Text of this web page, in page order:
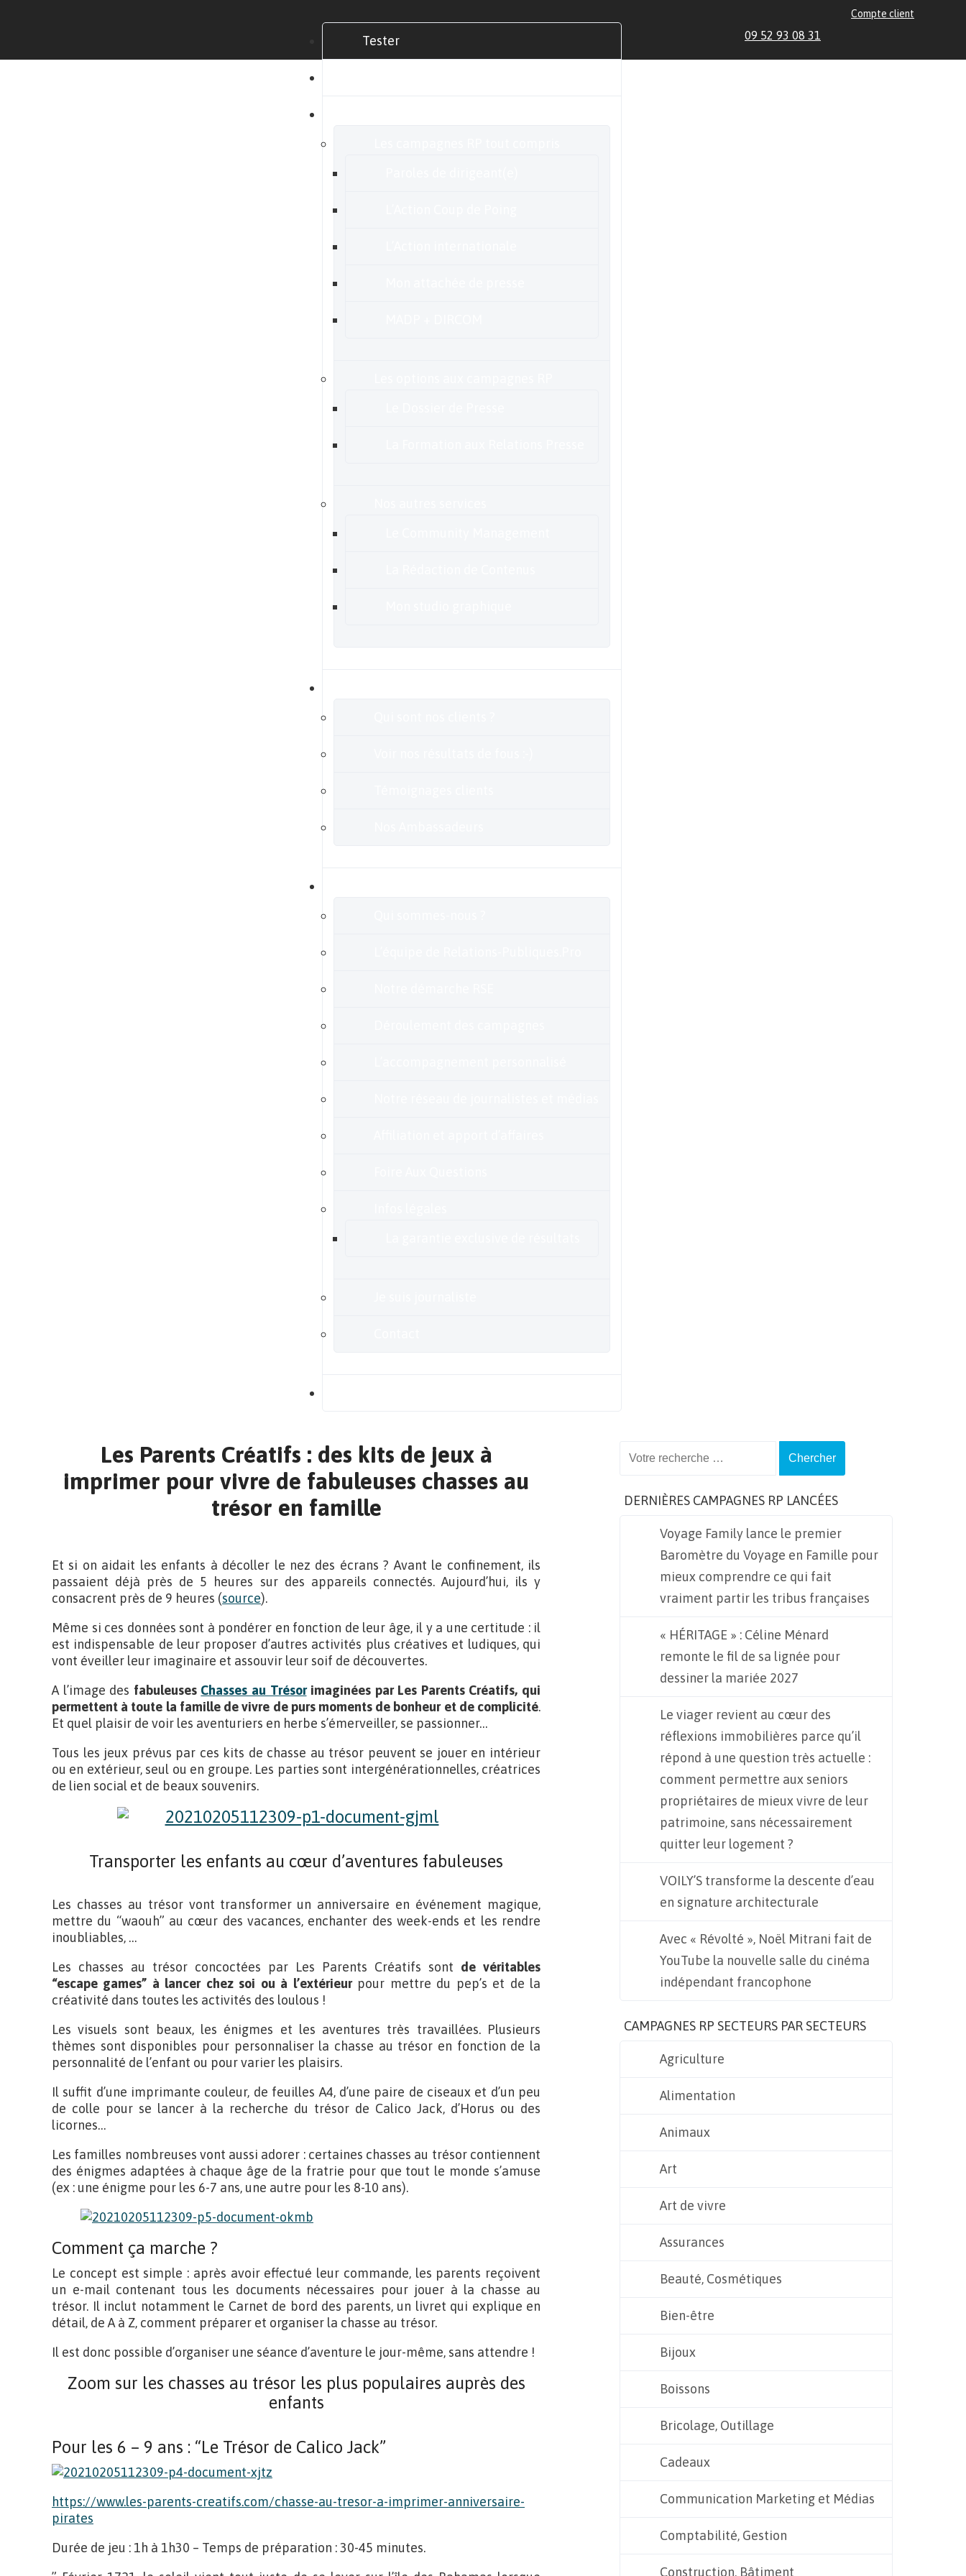
Tester
Compte client
09 52 93 08 31
Les Parents Créatifs : des kits de jeux à
imprimer pour vivre de fabuleuses chasses au
trésor en famille
Et si on aidait les enfants à décoller le nez des écrans ? Avant le confinement, ils
passaient déjà près de 5 heures sur des appareils connectés. Aujourd’hui, ils y
consacrent près de 9 heures (source).
Même si ces données sont à pondérer en fonction de leur âge, il y a une certitude : il
est indispensable de leur proposer d’autres activités plus créatives et ludiques, qui
vont éveiller leur imaginaire et assouvir leur soif de découvertes.
A l’image des fabuleuses Chasses au Trésorimaginées par Les Parents Créatifs, qui
permettent à toute la famille de vivre de purs moments de bonheur et de complicité.
Et quel plaisir de voir les aventuriers en herbe s’émerveiller, se passionner…
Tous les jeux prévus par ces kits de chasse au trésor peuvent se jouer en intérieur
ou en extérieur, seul ou en groupe. Les parties sont intergénérationnelles, créatrices
de lien social et de beaux souvenirs.
Transporter les enfants au cœur d’aventures fabuleuses
Les chasses au trésor vont transformer un anniversaire en événement magique,
mettre du “waouh” au cœur des vacances, enchanter des week-ends et les rendre
inoubliables, …
Les chasses au trésor concoctées par Les Parents Créatifs sont de véritables
“escape games” à lancer chez soi ou à l’extérieurpour mettre du pep’s et de la
créativité dans toutes les activités des loulous !
Les visuels sont beaux, les énigmes et les aventures très travaillées. Plusieurs
thèmes sont disponibles pour personnaliser la chasse au trésor en fonction de la
personnalité de l’enfant ou pour varier les plaisirs.
Il suffit d’une imprimante couleur, de feuilles A4, d’une paire de ciseaux et d’un peu
de colle pour se lancer à la recherche du trésor de Calico Jack, d’Horus ou des
licornes…
Les familles nombreuses vont aussi adorer : certaines chasses au trésor contiennent
des énigmes adaptées à chaque âge de la fratrie pour que tout le monde s’amuse
(ex : une énigme pour les 6-7 ans, une autre pour les 8-10 ans).
Comment ça marche ?
Le concept est simple : après avoir effectué leur commande, les parents reçoivent
un e-mail contenant tous les documents nécessaires pour jouer à la chasse au
trésor. Il inclut notamment le Carnet de bord des parents, un livret qui explique en
détail, de A à Z, comment préparer et organiser la chasse au trésor.
Il est donc possible d’organiser une séance d’aventure le jour-même, sans attendre !
Zoom sur les chasses au trésor les plus populaires auprès des
enfants
Pour les 6 – 9 ans : “Le Trésor de Calico Jack”
https://www.les-parents-creatifs.com/chasse-au-tresor-a-imprimer-anniversaire-
pirates
Durée de jeu : 1h à 1h30 – Temps de préparation : 30-45 minutes.
DERNIÈRES CAMPAGNES RP LANCÉES
Voyage Family lance le premier
Baromètre du Voyage en Famille pour
mieux comprendre ce qui fait
vraiment partir les tribus françaises
« HÉRITAGE » : Céline Ménard
remonte le fil de sa lignée pour
dessiner la mariée 2027
Le viager revient au cœur des
réflexions immobilières parce qu’il
répond à une question très actuelle :
comment permettre aux seniors
propriétaires de mieux vivre de leur
patrimoine, sans nécessairement
quitter leur logement ?
VOILY’S transforme la descente d’eau
en signature architecturale
Avec « Révolté », Noël Mitrani fait de
YouTube la nouvelle salle du cinéma
indépendant francophone
CAMPAGNES RP SECTEURS PAR SECTEURS
Agriculture
Alimentation
Animaux
Art
Art de vivre
Assurances
Beauté, Cosmétiques
Bien-être
Bijoux
Boissons
Bricolage, Outillage
Cadeaux
Communication Marketing et Médias
Comptabilité, Gestion
Construction, Bâtiment